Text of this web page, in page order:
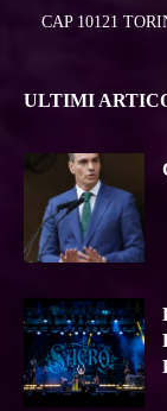
CAP 10121
ULTIMI